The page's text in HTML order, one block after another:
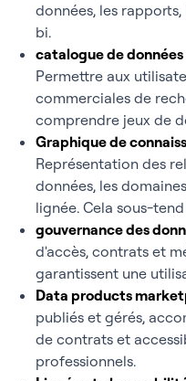
données, les
bi.
catalogue de
Permettre aux
commerciales de
comprendre jeux de
Graphique de
Représentation des
données, les
lignée. Cela sous-
gouvernance des
d'accès, contrats et
garantissent une
Data products
publiés et gérés,
de contrats et
professionnels.